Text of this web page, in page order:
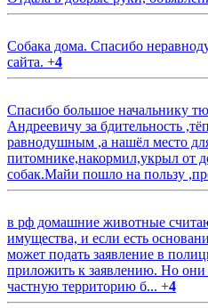
Собака дома. Спасибо
сайта. +4
Спасибо большое начальнику
Андреевичу за бдительность
равнодушным ,а нашёл место
питомнике,накормил,укрыл от
собак.Майи пошло на пользу
в рф домашние животные
имущества, и если есть
может подать заявление в
приложить к заявлению. Но они
частную территорию б... +4